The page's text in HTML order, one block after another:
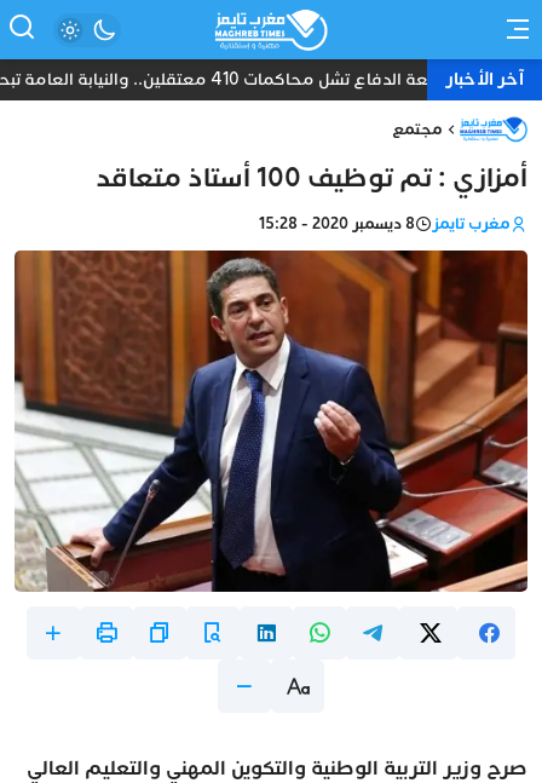
آخر الأخبار
مقاطعة الدفاع تشل محاكمات 410 معتقلين.. والنيابة العامة تبحث عن حل قانوني
مجتمع
أمزازي : تم توظيف 100 أستاذ متعاقد
مغرب تايمز 8 ديسمبر 2020 - 15:28
صرح وزير التربية الوطنية والتكوين المهني والتعليم العالي